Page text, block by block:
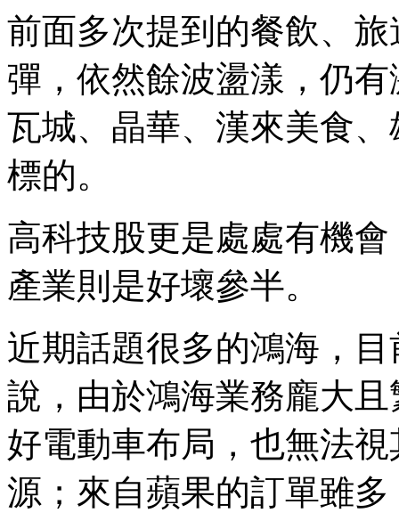
前面多次提到的餐飲、
彈，依然餘波盪漾，仍
瓦城、晶華、漢來美食
標的。
高科技股更是處處有機
產業則是好壞參半。
近期話題很多的鴻海，
說，由於鴻海業務龐大
好電動車布局，也無法
源；來自蘋果的訂單雖